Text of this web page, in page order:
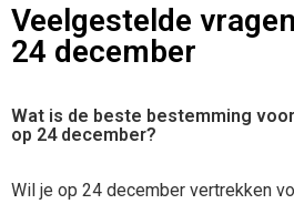
Veelgestelde
24 december
Wat is de beste bestemming
op 24 december?
Wil je op 24 december vertrekken